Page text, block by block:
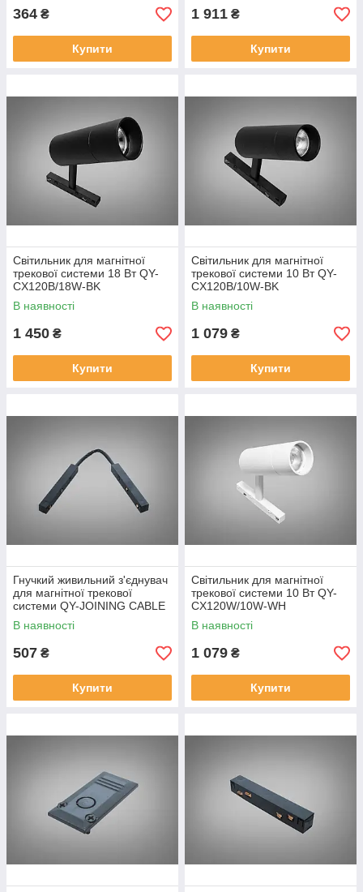
364 ₴
Купити
1 911 ₴
Купити
Світильник для магнітної
трекової системи 18 Вт QY-
CX120B/18W-BK
В наявності
1 450 ₴
Купити
Світильник для магнітної
трекової системи 10 Вт QY-
CX120B/10W-BK
В наявності
1 079 ₴
Купити
Гнучкий живильний з'єднувач
для магнітної трекової
системи QY-JOINING CABLE
BK
В наявності
507 ₴
Купити
Світильник для магнітної
трекової системи 10 Вт QY-
CX120W/10W-WH
В наявності
1 079 ₴
Купити